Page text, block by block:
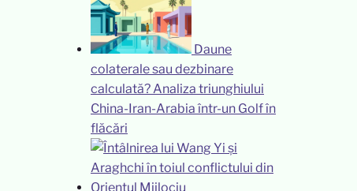
Daune
colaterale sau dezbinare
calculată? Analiza triunghiului
China-Iran-Arabia într-un Golf în
flăcări